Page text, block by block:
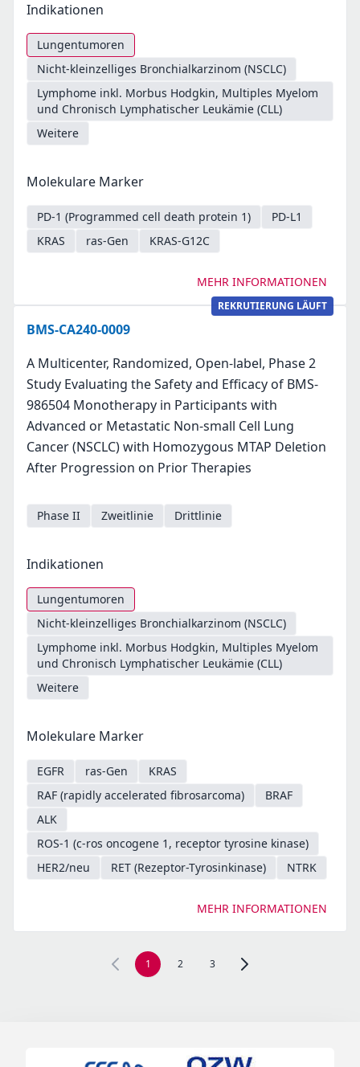
Indikationen
Lungentumoren
Nicht-kleinzelliges Bronchialkarzinom (NSCLC)
Lymphome inkl. Morbus Hodgkin, Multiples Myelom
und Chronisch Lymphatischer Leukämie (CLL)
Weitere
Molekulare Marker
PD-1 (Programmed cell death protein 1)
PD-L1
KRAS
ras-Gen KRAS-G12C
MEHR INFORMATIONEN
REKRUTIERUNG LÄUFT
BMS-CA240-0009
A Multicenter, Randomized, Open-label, Phase 2
Study Evaluating the Safety and Efficacy of BMS-
986504 Monotherapy in Participants with
Advanced or Metastatic Non-small Cell Lung
Cancer (NSCLC) with Homozygous MTAP Deletion
After Progression on Prior Therapies
Phase II Zweitlinie Drittlinie
Indikationen
Lungentumoren
Nicht-kleinzelliges Bronchialkarzinom (NSCLC)
Lymphome inkl. Morbus Hodgkin, Multiples Myelom
und Chronisch Lymphatischer Leukämie (CLL)
Weitere
Molekulare Marker
EGFR ras-Gen
KRAS
RAF (rapidly accelerated fibrosarcoma)
BRAF
ALK
ROS-1 (c-ros oncogene 1, receptor tyrosine kinase)
HER2/neu
RET (Rezeptor-Tyrosinkinase) NTRK
MEHR INFORMATIONEN
1 2 3 Zur nächsten Seite, Seite